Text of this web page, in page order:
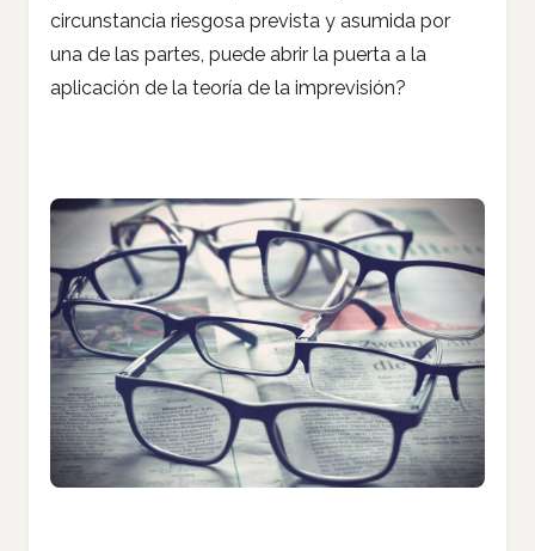
circunstancia riesgosa prevista y asumida por
una de las partes, puede abrir la puerta a la
aplicación de la teoría de la imprevisión?